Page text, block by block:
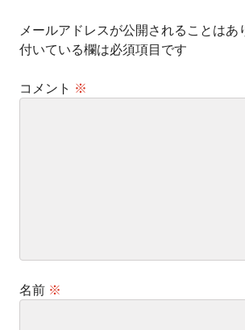
メールアドレスが公開されることはあ
付いている欄は必須項目です
コメント ※
名前 ※